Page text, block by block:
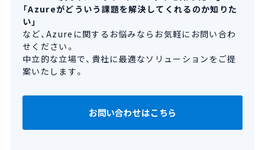
「Azureがどういう課題を解決してくれるのか知りた
い」
など、Azureに関するお悩みならお気軽にお問い合わ
せください。
中立的な立場で、貴社に最適なソリューションをご提
案いたします。
お問い合わせはこちら